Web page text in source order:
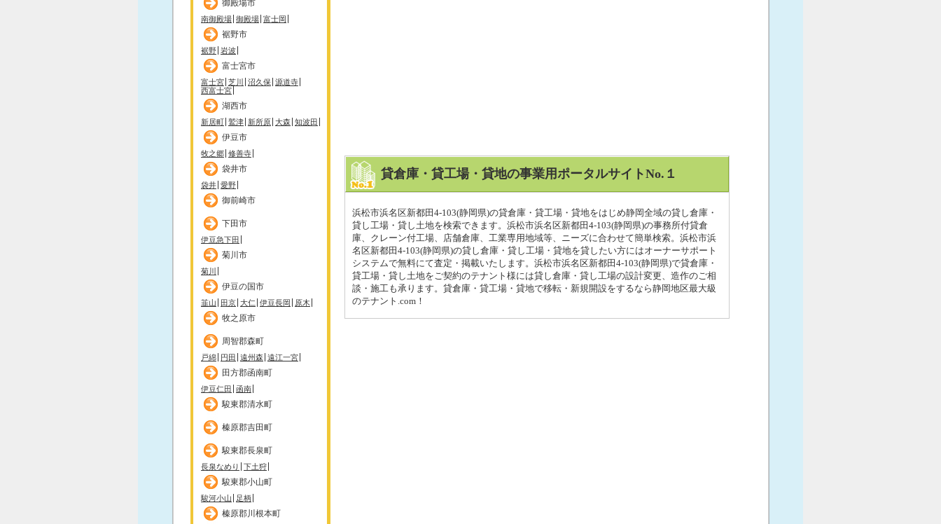
御殿場市
南御殿場 御殿場 富士岡
裾野市
裾野 岩波
富士宮市
富士宮 芝川 沼久保 源道寺
西富士宮
湖西市
新居町 鷲津 新所原 大森 知波田
伊豆市
牧之郷 修善寺
袋井市
袋井 愛野
御前崎市
下田市
伊豆急下田
菊川市
菊川
伊豆の国市
韮山 田京 大仁 伊豆長岡 原木
牧之原市
周智郡森町
戸綿 円田 遠州森 遠江一宮
田方郡函南町
伊豆仁田 函南
駿東郡清水町
榛原郡吉田町
駿東郡長泉町
長泉なめり 下土狩
駿東郡小山町
駿河小山 足柄
榛原郡川根本町
貸倉庫・貸工場・貸地の事業用ポータルサイトNo.１
浜松市浜名区新都田4-103(静岡県)の貸倉庫・貸工場・貸地をはじめ静岡全域の貸し倉庫・
貸し工場・貸し土地を検索できます。浜松市浜名区新都田4-103(静岡県)の事務所付貸倉
庫、クレーン付工場、店舗倉庫、工業専用地域等、ニーズに合わせて簡単検索。浜松市浜
名区新都田4-103(静岡県)の貸し倉庫・貸し工場・貸地を貸したい方にはオーナーサポート
システムで無料にて査定・掲載いたします。浜松市浜名区新都田4-103(静岡県)で貸倉庫・
貸工場・貸し土地をご契約のテナント様には貸し倉庫・貸し工場の設計変更、造作のご相
談・施工も承ります。貸倉庫・貸工場・貸地で移転・新規開設をするなら静岡地区最大級
のテナント.com！